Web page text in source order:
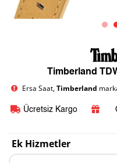
Timberland
Ersa Saat,Timberland
Ücretsiz Kargo
Ek Hizmetler